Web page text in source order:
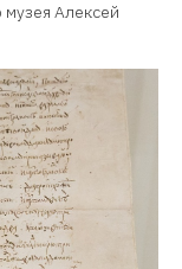
Алексей